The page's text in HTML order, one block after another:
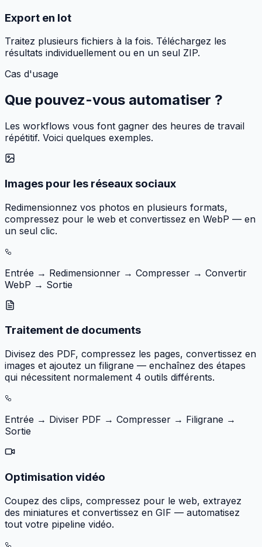
Export en lot
Traitez plusieurs fichiers à la fois. Téléchargez les
résultats individuellement ou en un seul ZIP.
Cas d'usage
Que pouvez-vous automatiser ?
Les workflows vous font gagner des heures de travail
répétitif. Voici quelques exemples.
Images pour les réseaux sociaux
Redimensionnez vos photos en plusieurs formats,
compressez pour le web et convertissez en WebP — en
un seul clic.
Entrée → Redimensionner → Compresser → Convertir
WebP → Sortie
Traitement de documents
Divisez des PDF, compressez les pages, convertissez en
images et ajoutez un filigrane — enchaînez des étapes
qui nécessitent normalement 4 outils différents.
Entrée → Diviser PDF → Compresser → Filigrane →
Sortie
Optimisation vidéo
Coupez des clips, compressez pour le web, extrayez
des miniatures et convertissez en GIF — automatisez
tout votre pipeline vidéo.